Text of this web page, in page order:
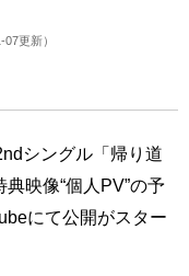
07更新）
シングル「帰り道
映像“個人PV”の予
にて公開がスター